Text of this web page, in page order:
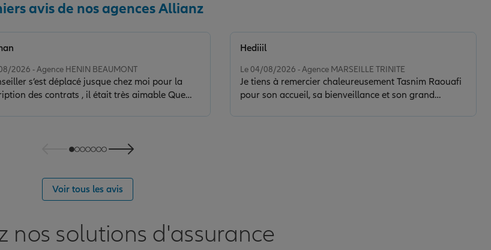
avis de nos agences Allianz
2026 - Agence HENIN BEAUMONT
s’est déplacé jusque chez moi pour la
des contrats , il était très aimable Que
Le 04/08/2026 - Agence MARSEILLE TRINITE
Je tiens à remercier chaleureusement Tasnim Raouafi
pour son accueil, sa bienveillance et son grand
Hediiil
Voir tous les avis
nos solutions d'assurance